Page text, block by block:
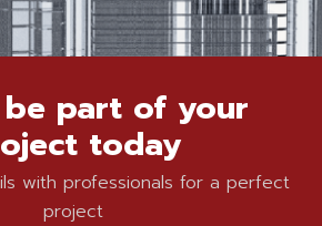
part of your
today
with professionals for a perfect
project